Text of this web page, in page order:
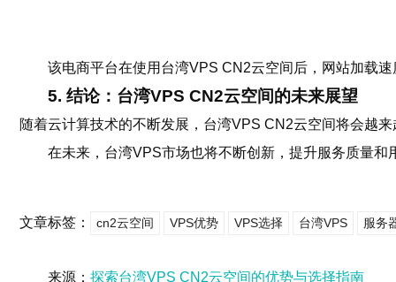
该电商平台在使用台湾VPS CN2云空间后，网站加载
5. 结论：台湾VPS CN2云空间的未来展望
随着云计算技术的不断发展，台湾VPS CN2云空间将会越
在未来，台湾VPS市场也将不断创新，提升服务质量
文章标签： cn2云空间 VPS优势 VPS选择 台湾VPS 服务
来源： 探索台湾VPS CN2云空间的优势与选择指南